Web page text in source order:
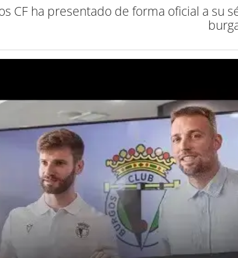
CF ha presentado de forma oficial a